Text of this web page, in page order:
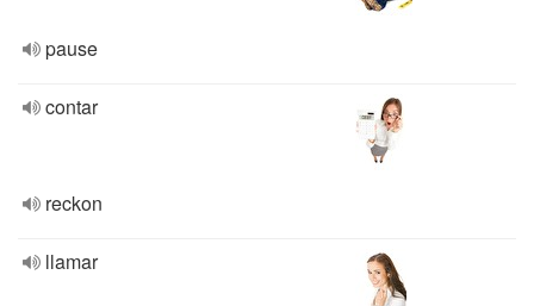
pause
contar
reckon
llamar